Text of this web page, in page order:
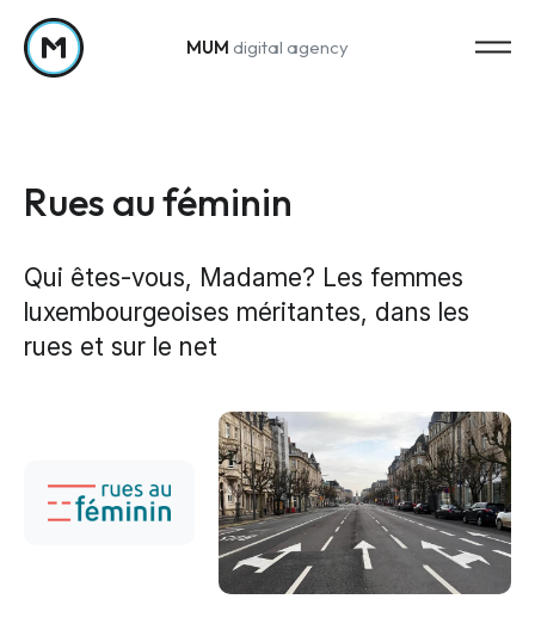
Passer au contenu
MUM digital agency
Strategy
Web Analytics & Reporting
Creation
Design & Identité graphique
Rues au féminin
Qui êtes-vous, Madame? Les femmes
luxembourgeoises méritantes, dans les
rues et sur le net